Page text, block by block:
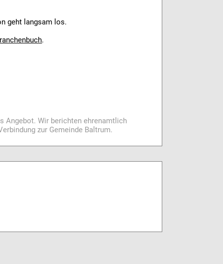
geht langsam los.
.
Angebot. Wir berichten ehrenamtlich
zur Gemeinde Baltrum.